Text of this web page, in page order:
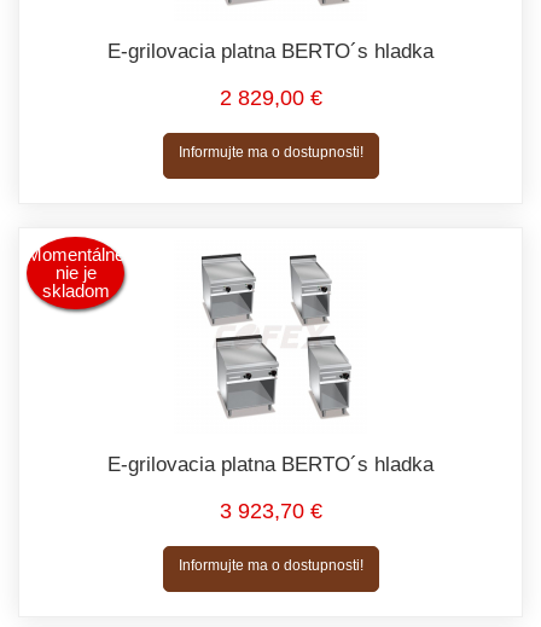
E-grilovacia platna BERTO´s hladka
2 829,00 €
Informujte ma o dostupnosti!
Momentálne
nie je
skladom
E-grilovacia platna BERTO´s hladka
3 923,70 €
Informujte ma o dostupnosti!